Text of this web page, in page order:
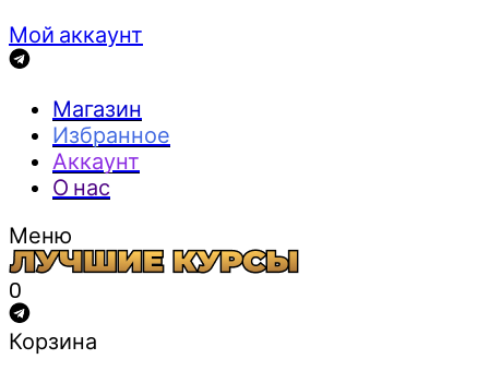
Мой аккаунт
Магазин
Избранное
Аккаунт
О нас
Меню
0
Корзина